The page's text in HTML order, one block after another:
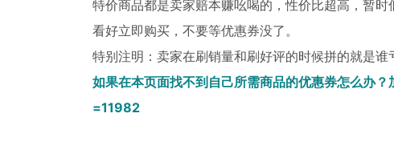
特价商品都是卖家赔本赚吆喝的，性价比超高，暂
看好立即购买，不要等优惠券没了。
特别注明：卖家在刷销量和刷好评的时候拼的就是
如果在本页面找不到自己所需商品的优惠券怎么办？
=11982